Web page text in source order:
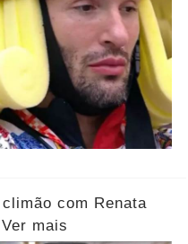
com Renata
mais